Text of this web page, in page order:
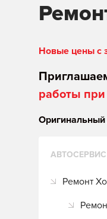
Новые цены с
работы
Оригинальный
АВТОСЕРВИС
Ремонт